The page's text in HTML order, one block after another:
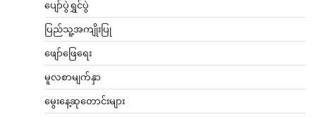
ပျော်ပွဲရွှင်ပွဲ
ပြည်သူ့အကျိုးပြု
ဖျော်ဖြေရေး
မူလစာမျက်နှာ
မွေးနေ့ဆုတောင်းများ